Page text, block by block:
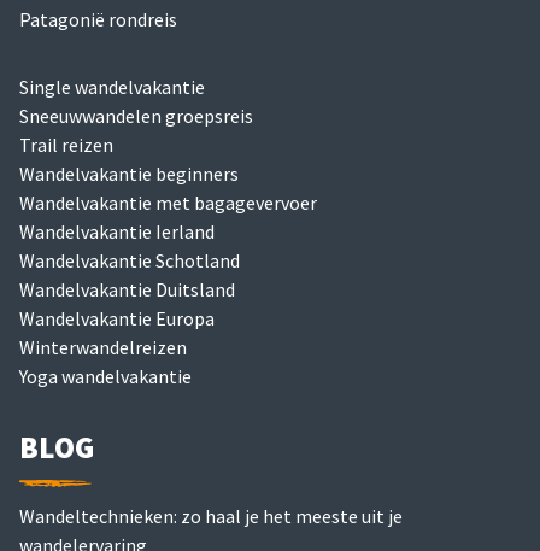
Patagonië rondreis
Single wandelvakantie
Sneeuwwandelen groepsreis
Trail reizen
Wandelvakantie beginners
Wandelvakantie met bagagevervoer
Wandelvakantie Ierland
Wandelvakantie Schotland
Wandelvakantie Duitsland
Wandelvakantie Europa
Winterwandelreizen
Yoga wandelvakantie
BLOG
Wandeltechnieken: zo haal je het meeste uit je
wandelervaring